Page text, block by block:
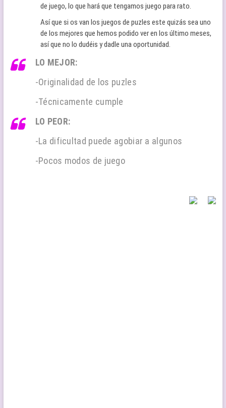
de juego, lo que hará que tengamos juego para rato.
Así que si os van los juegos de puzles este quizás sea uno
de los mejores que hemos podido ver en los último meses,
así que no lo dudéis y dadle una oportunidad.
LO MEJOR:
-Originalidad de los puzles
-Técnicamente cumple
LO PEOR:
-La dificultad puede agobiar a algunos
-Pocos modos de juego